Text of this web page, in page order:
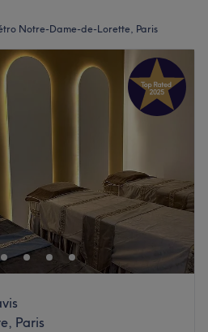
Notre-Dame-de-Lorette, Paris
Paris